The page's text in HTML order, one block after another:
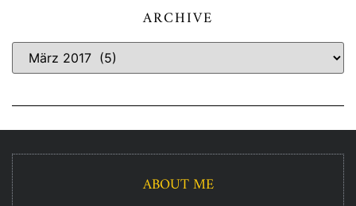
ARCHIVE
ABOUT ME